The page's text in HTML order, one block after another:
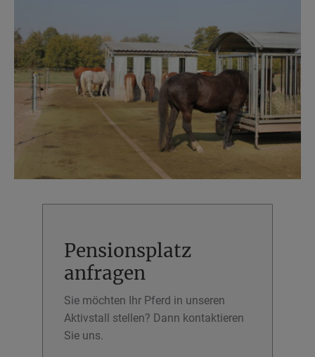
Pensionsplatz
anfragen
Sie möchten Ihr Pferd in unseren
Aktivstall stellen? Dann kontaktieren
Sie uns.